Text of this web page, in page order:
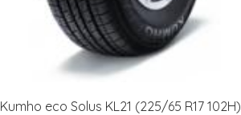
Kumho eco Solus KL21 (225/65 R17 102H)